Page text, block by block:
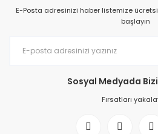
E-Posta adresinizi haber listemize
başlayın
Sosyal Medyada
Fırsatları